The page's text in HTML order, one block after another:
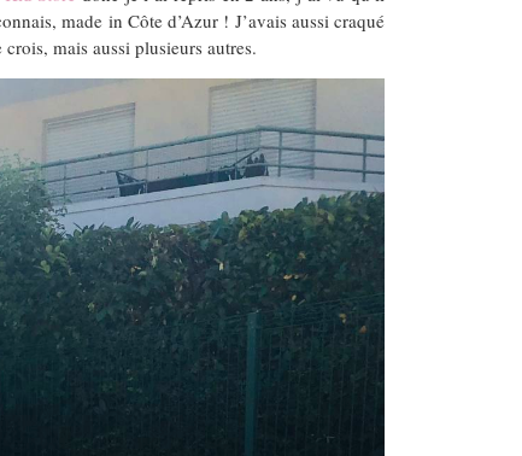
made in Côte d’Azur ! J’avais aussi craqué
mais aussi plusieurs autres.